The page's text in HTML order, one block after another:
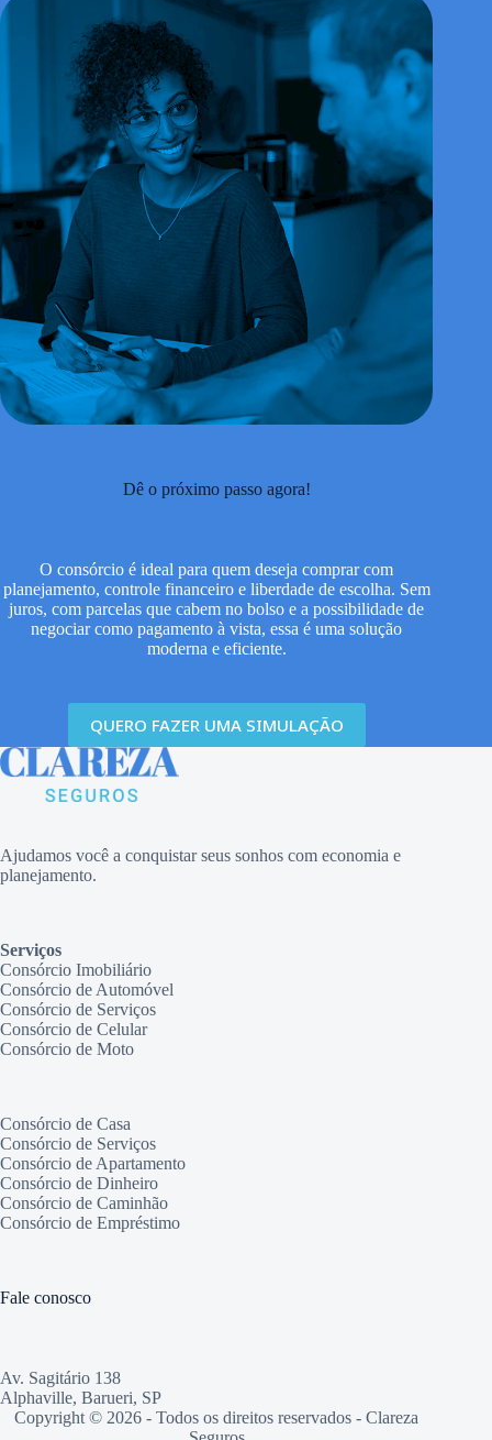
Dê o próximo passo agora!
O consórcio é ideal para quem deseja comprar com
planejamento, controle financeiro e liberdade de escolha. Sem
juros, com parcelas que cabem no bolso e a possibilidade de
negociar como pagamento à vista, essa é uma solução
moderna e eficiente.
QUERO FAZER UMA SIMULAÇÃO
Ajudamos você a conquistar seus sonhos com economia e
planejamento.
Serviços
Consórcio Imobiliário
Consórcio de Automóvel
Consórcio de Serviços
Consórcio de Celular
Consórcio de Moto
Consórcio de Casa
Consórcio de Serviços
Consórcio de Apartamento
Consórcio de Dinheiro
Consórcio de Caminhão
Consórcio de Empréstimo
Fale conosco
Av. Sagitário 138
Alphaville, Barueri, SP
Copyright © 2026 - Todos os direitos reservados - Clareza